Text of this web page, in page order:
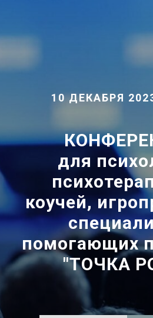
10 ДЕКАБРЯ
для
коучей,
помогающих
"ТОЧКА